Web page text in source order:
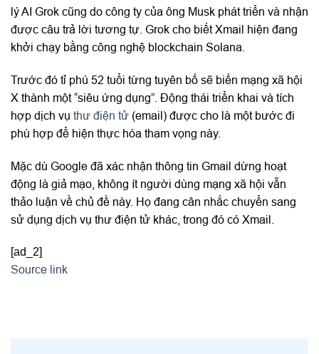
lý AI Grok cũng do công ty của ông Musk phát triển và nhận
được câu trả lời tương tự. Grok cho biết Xmail hiện đang
khởi chạy bằng công nghệ blockchain Solana.
Trước đó tỉ phú 52 tuổi từng tuyên bố sẽ biến mạng xã hội
X thành một “siêu ứng dụng”. Động thái triển khai và tích
hợp dịch vụ thư điện tử (email) được cho là một bước đi
phù hợp để hiện thực hóa tham vọng này.
Mặc dù Google đã xác nhận thông tin Gmail dừng hoạt
động là giả mạo, không ít người dùng mạng xã hội vẫn
thảo luận về chủ đề này. Họ đang cân nhắc chuyển sang
sử dụng dịch vụ thư điện tử khác, trong đó có Xmail.
[ad_2]
Source link